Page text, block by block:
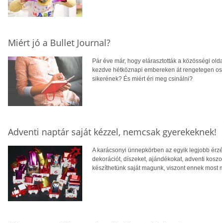
Miért jó a Bullet Journal?
Pár éve már, hogy elárasztották a közösségi
kezdve hétköznapi embereken át rengetegen
sikerének? És miért éri meg csinálni?
Adventi naptár saját kézzel, nemcsak gyerekeknek!
A karácsonyi ünnepkörben az egyik legjobb
dekorációt, díszeket, ajándékokat, adventi
készíthetünk saját magunk, viszont ennek most